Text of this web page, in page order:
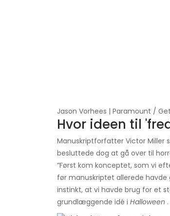
Jason Vorhees | Paramount /
Hvor ideen til
Manuskriptforfatter Victor Miller
besluttede dog at gå over til
”Først kom konceptet, som vi
før manuskriptet allerede
instinkt, at vi havde brug for et
grundlæggende idé i Halloween .